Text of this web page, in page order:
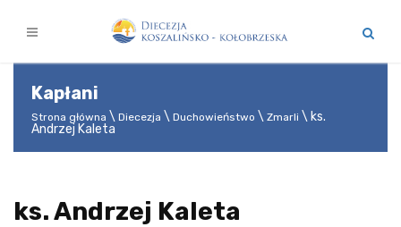
Kapłani
Strona główna Diecezja Duchowieństwo Zmarli
ks.
Andrzej Kaleta
ks. Andrzej Kaleta